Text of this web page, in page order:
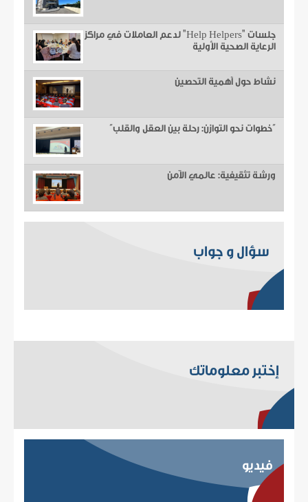
جلسات "Help Helpers" لدعم العاملات في مراكز
الرعاية الصحية الأولية
نشاط حول أهمية التحصين
“خطوات نحو التوازن: رحلة بين العقل والقلب”
ورشة تثقيفية: عالمي الآمن
سؤال و جواب
إختبر معلوماتك
فيديو